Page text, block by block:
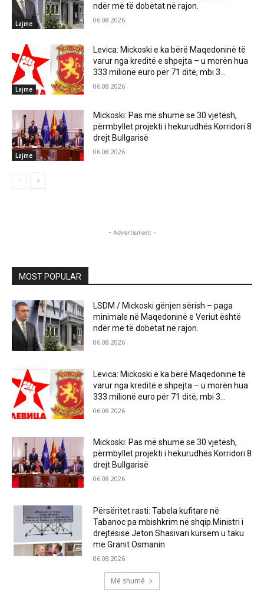
Lajme
ndër më të dobëtat në rajon.
06.08.2026
Lajme
Levica: Mickoski e ka bërë Maqedoninë të
varur nga kreditë e shpejta – u morën hua
333 milionë euro për 71 ditë, mbi 3...
06.08.2026
Lajme
Mickoski: Pas më shumë se 30 vjetësh,
përmbyllet projekti i hekurudhës Korridori 8
drejt Bullgarisë
06.08.2026
- Advertisment -
MOST POPULAR
LSDM / Mickoski gënjen sërish – paga
minimale në Maqedoninë e Veriut është
ndër më të dobëtat në rajon.
06.08.2026
Levica: Mickoski e ka bërë Maqedoninë të
varur nga kreditë e shpejta – u morën hua
333 milionë euro për 71 ditë, mbi 3...
06.08.2026
Mickoski: Pas më shumë se 30 vjetësh,
përmbyllet projekti i hekurudhës Korridori 8
drejt Bullgarisë
06.08.2026
Përsëritet rasti: Tabela kufitare në
Tabanoc pa mbishkrim në shqip.Ministri i
drejtësisë Jeton Shasivari kursem u taku
me Granit Osmanin
06.08.2026
Më shumë